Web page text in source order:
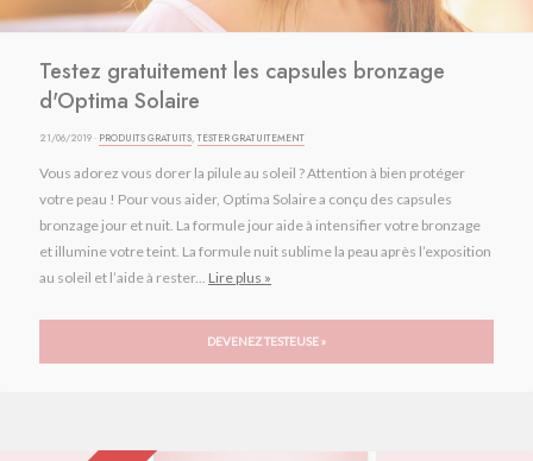
Testez gratuitement les capsules bronzage
d'Optima Solaire
21/06/2019 · PRODUITS GRATUITS,TESTER GRATUITEMENT
Vous adorez vous dorer la pilule au soleil ? Attention à bien protéger
votre peau ! Pour vous aider, Optima Solaire a conçu des capsules
bronzage jour et nuit. La formule jour aide à intensifier votre bronzage
et illumine votre teint. La formule nuit sublime la peau après l’exposition
au soleil et l’aide à rester... Lire plus »
DEVENEZ TESTEUSE »